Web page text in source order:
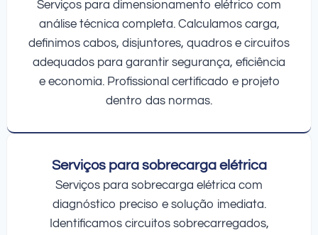
Serviços para dimensionamento elétrico com
análise técnica completa. Calculamos carga,
definimos cabos, disjuntores, quadros e circuitos
adequados para garantir segurança, eficiência
e economia. Profissional certificado e projeto
dentro das normas.
Serviços para sobrecarga elétrica
Serviços para sobrecarga elétrica com
diagnóstico preciso e solução imediata.
Identificamos circuitos sobrecarregados,